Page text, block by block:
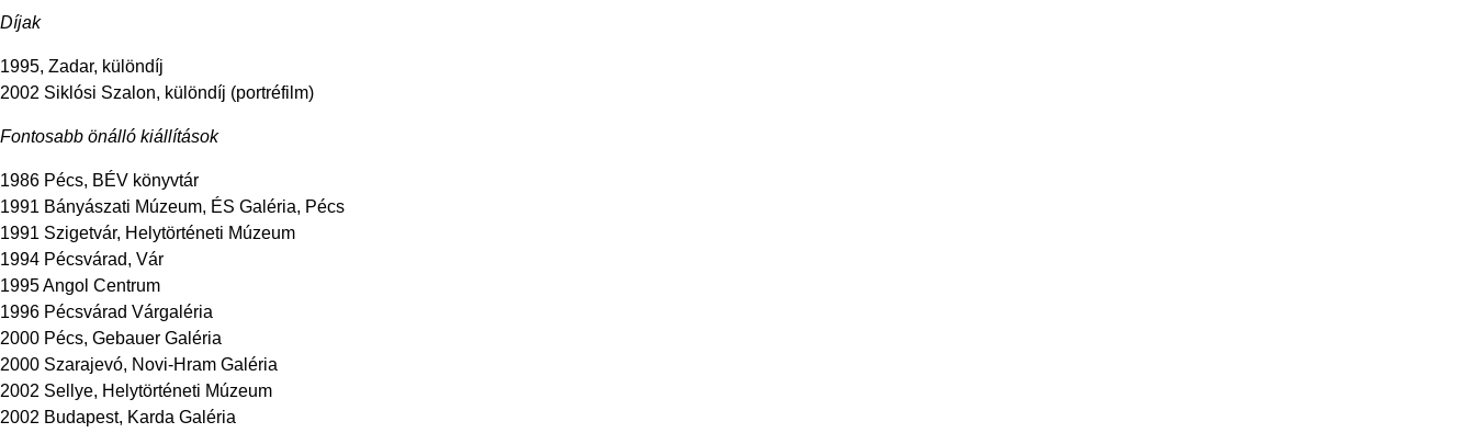
Díjak
1995, Zadar, különdíj
2002 Siklósi Szalon, különdíj (portréfilm)
Fontosabb önálló kiállítások
1986 Pécs, BÉV könyvtár
1991 Bányászati Múzeum, ÉS Galéria, Pécs
1991 Szigetvár, Helytörténeti Múzeum
1994 Pécsvárad, Vár
1995 Angol Centrum
1996 Pécsvárad Várgaléria
2000 Pécs, Gebauer Galéria
2000 Szarajevó, Novi-Hram Galéria
2002 Sellye, Helytörténeti Múzeum
2002 Budapest, Karda Galéria